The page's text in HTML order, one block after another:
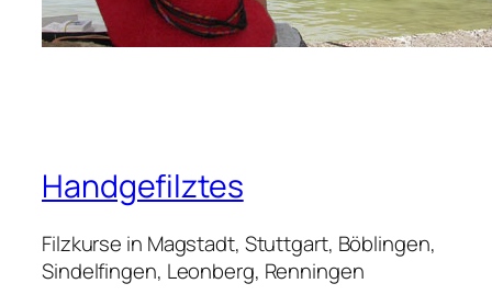
Handgefilztes
Filzkurse in Magstadt, Stuttgart, Böblingen,
Sindelfingen, Leonberg, Renningen